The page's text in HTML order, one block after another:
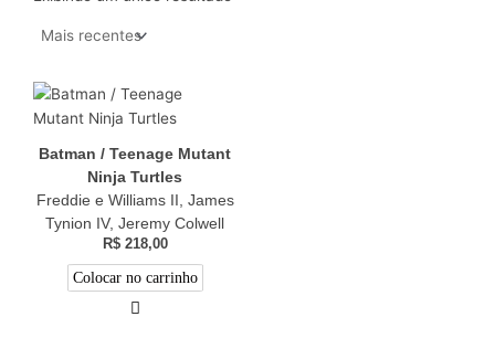
Batman / Teenage Mutant
Ninja Turtles
Freddie e Williams II, James
Tynion IV, Jeremy Colwell
R$218,00
Colocar no carrinho